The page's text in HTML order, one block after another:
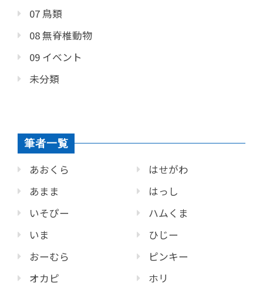
07 鳥類
08 無脊椎動物
09 イベント
未分類
筆者一覧
あおくら
あまま
いそぴー
いま
おーむら
オカピ
はせがわ
はっし
ハムくま
ひじー
ピンキー
ホリ